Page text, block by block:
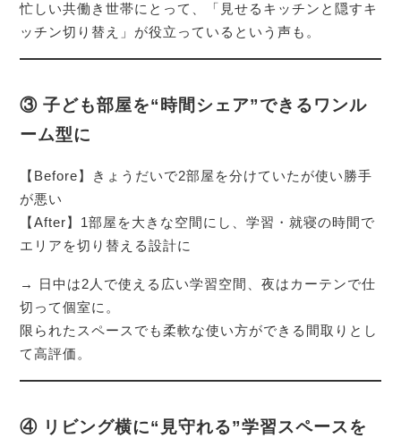
忙しい共働き世帯にとって、「見せるキッチンと隠すキ
ッチン切り替え」が役立っているという声も。
③ 子ども部屋を“時間シェア”できるワンル
ーム型に
【Before】きょうだいで2部屋を分けていたが使い勝手
が悪い
【After】1部屋を大きな空間にし、学習・就寝の時間で
エリアを切り替える設計に
→ 日中は2人で使える広い学習空間、夜はカーテンで仕
切って個室に。
限られたスペースでも柔軟な使い方ができる間取りとし
て高評価。
④ リビング横に“見守れる”学習スペースを